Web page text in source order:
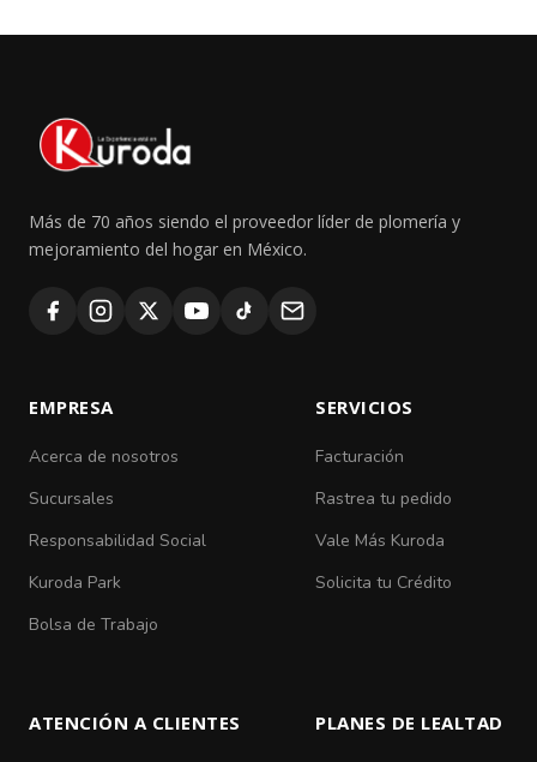
Más de 70 años siendo el proveedor líder de plomería y
mejoramiento del hogar en México.
EMPRESA
Acerca de nosotros
Sucursales
Responsabilidad Social
Kuroda Park
Bolsa de Trabajo
SERVICIOS
Facturación
Rastrea tu pedido
Vale Más Kuroda
Solicita tu Crédito
ATENCIÓN A CLIENTES PLANES DE LEALTAD